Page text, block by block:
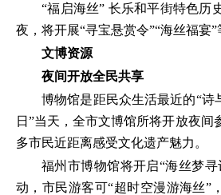
“福启海丝” 长乐和平街特色历
夜，将开展“寻宝悬赏令”“海丝福宴”
文博资源
夜间开放全民共享
博物馆是距民众生活最近的“诗
日”当天，全市文博馆所将开放夜间
多市民近距离感受文化遗产魅力。
福州市博物馆将开启“海丝梦
动，市民游客可“超时空漫游海丝”